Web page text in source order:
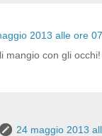
2013 alle ore
mangio con gli occhi!
24 maggio 2013